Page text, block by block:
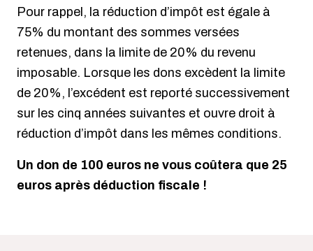
Pour rappel, la réduction d’impôt est égale à
75% du montant des sommes versées
retenues, dans la limite de 20% du revenu
imposable. Lorsque les dons excèdent la limite
de 20%, l’excédent est reporté successivement
sur les cinq années suivantes et ouvre droit à
réduction d’impôt dans les mêmes conditions.
Un don de 100 euros ne vous coûtera que 25
euros après déduction fiscale !